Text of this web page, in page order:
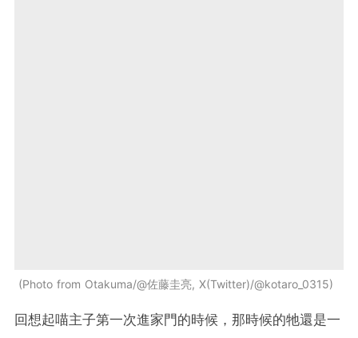
Photo from Otakuma/@佐藤圭亮, X(Twitter)/@kotaro_0315
回想起喵主子第一次進家門的時候，那時候的牠還是一